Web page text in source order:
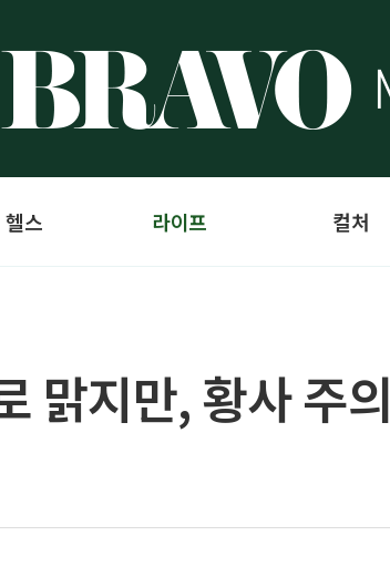
헬스 라이프 컬처
맑지만, 황사 주의